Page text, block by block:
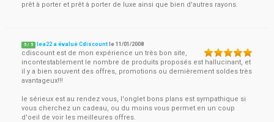
prêt à porter et prêt à porter de luxe ainsi que bien d'autres rayons.
5 / 5 lea22 a évalué Cdiscount le11/01/2008
cdiscount est de mon expérience un très bon site,
incontestablement le nombre de produits proposés est hallucinant, et
il y a bien souvent des offres, promotions ou dernièrement soldes très
avantageux!!!
le sérieux est au rendez vous, l'onglet bons plans est sympathique si
vous cherchez un cadeau, ou du moins vous permet en un coup
d'oeil de voir les meilleures offres.